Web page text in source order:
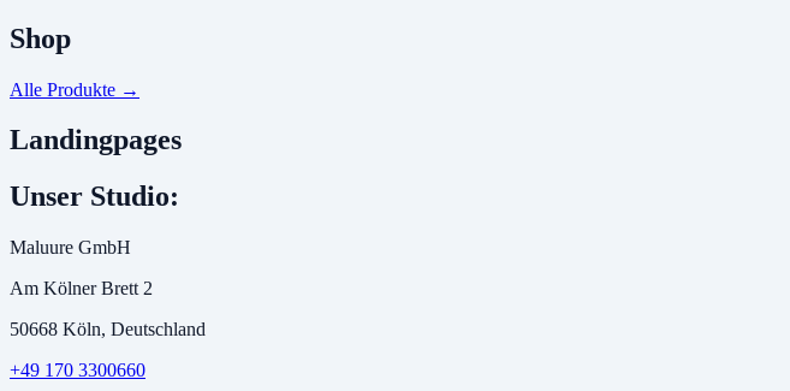
Shop
Alle Produkte →
Landingpages
Unser Studio:
Maluure GmbH
Am Kölner Brett 2
50668 Köln, Deutschland
+49 170 3300660